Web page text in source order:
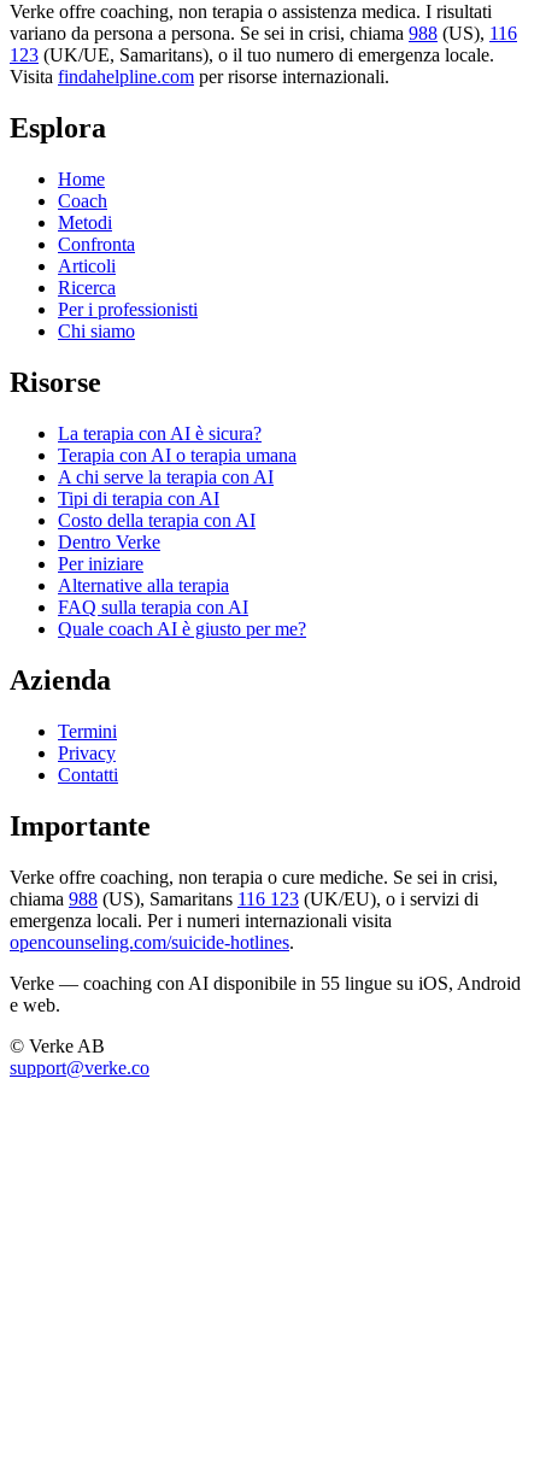
Verke offre coaching, non terapia o assistenza medica. I risultati
variano da persona a persona. Se sei in crisi, chiama 988 (US), 116
123 (UK/UE, Samaritans), o il tuo numero di emergenza locale.
Visita findahelpline.com per risorse internazionali.
Esplora
Home
Coach
Metodi
Confronta
Articoli
Ricerca
Per i professionisti
Chi siamo
Risorse
La terapia con AI è sicura?
Terapia con AI o terapia umana
A chi serve la terapia con AI
Tipi di terapia con AI
Costo della terapia con AI
Dentro Verke
Per iniziare
Alternative alla terapia
FAQ sulla terapia con AI
Quale coach AI è giusto per me?
Azienda
Termini
Privacy
Contatti
Importante
Verke offre coaching, non terapia o cure mediche. Se sei in crisi,
chiama 988 (US), Samaritans 116 123 (UK/EU), o i servizi di
emergenza locali. Per i numeri internazionali visita
opencounseling.com/suicide-hotlines.
Verke — coaching con AI disponibile in 55 lingue su iOS, Android
e web.
© Verke AB
support@verke.co